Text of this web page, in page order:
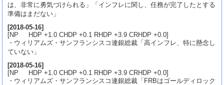
は、非常に勇気づけられる」「インフレに関し、任務が完了したとする
準備はまだない」
[2018-05-16]
[NP HDP +1.0 CHDP +0.1 RHDP +3.9 CRHDP +0.0]
・ウィリアムズ・サンフランシスコ連銀総裁「高インフレ、特に懸念し
ていない」
[2018-05-16]
[NP HDP +1.0 CHDP +0.1 RHDP +3.9 CRHDP +0.0]
・ウィリアムズ・サンフランシスコ連銀総裁「FRBはゴールディロック